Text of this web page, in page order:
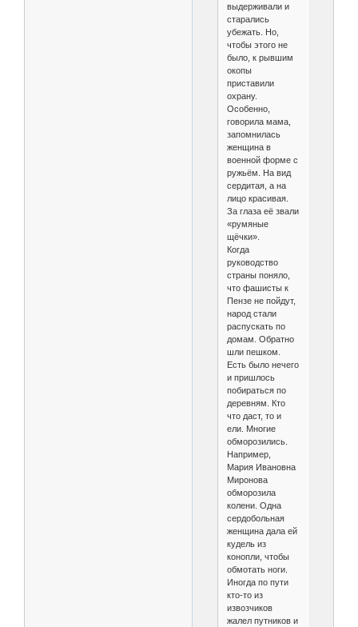
выдерживали и
старались
убежать. Но,
чтобы этого не
было, к рывшим
окопы
приставили
охрану.
Особенно,
говорила мама,
запомнилась
женщина в
военной форме с
ружьём. На вид
сердитая, а на
лицо красивая.
За глаза её звали
«румяные
щёчки».
Когда
руководство
страны поняло,
что фашисты к
Пензе не пойдут,
народ стали
распускать по
домам. Обратно
шли пешком.
Есть было нечего
и пришлось
побираться по
деревням. Кто
что даст, то и
ели. Многие
обморозились.
Например,
Мария Ивановна
Миронова
обморозила
колени. Одна
сердобольная
женщина дала ей
кудель из
конопли, чтобы
обмотать ноги.
Иногда по пути
кто-то из
извозчиков
жалел путников и